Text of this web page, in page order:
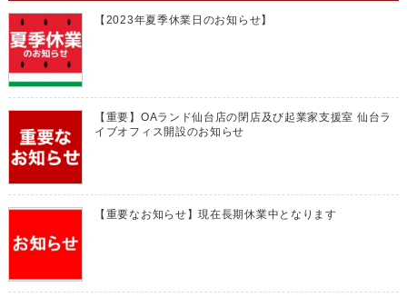
【2023年夏季休業日のお知らせ】
【重要】OAランド仙台店の閉店及び起業家支援室 仙台ラ
イブオフィス開設のお知らせ
【重要なお知らせ】現在長期休業中となります